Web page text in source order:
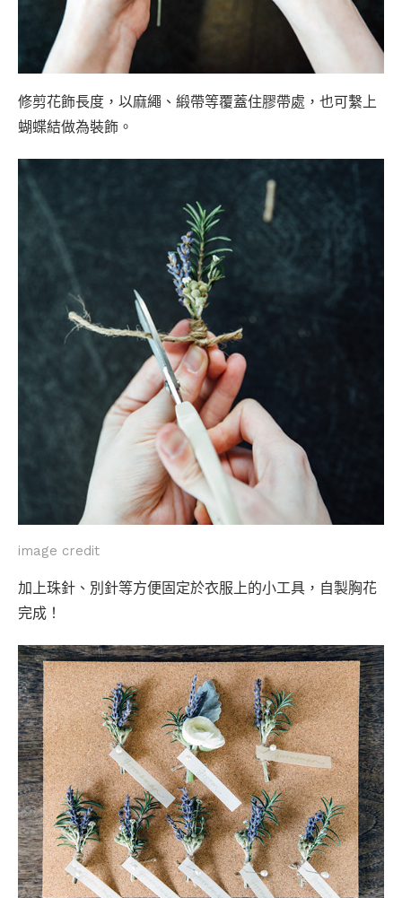
修剪花飾長度，以麻繩、緞帶等覆蓋住膠帶處，也可繫上
蝴蝶結做為裝飾。
image credit
加上珠針、別針等方便固定於衣服上的小工具，自製胸花
完成！